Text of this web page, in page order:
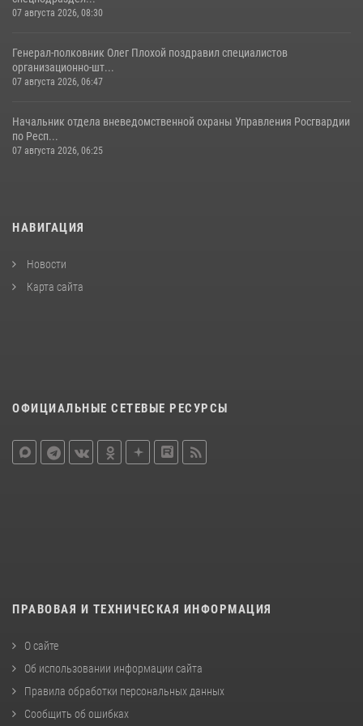
07 августа 2026, 08:30
Генерал-полковник Олег Плохой поздравил специалистов
организационно-шт...
07 августа 2026, 06:47
Начальник отдела вневедомственной охраны Управления Росгвардии
по Респ...
07 августа 2026, 06:25
НАВИГАЦИЯ
Новости
Карта сайта
ОФИЦИАЛЬНЫЕ СЕТЕВЫЕ РЕСУРСЫ
ПРАВОВАЯ И ТЕХНИЧЕСКАЯ ИНФОРМАЦИЯ
О сайте
Об использовании информации сайта
Правила обработки персональных данных
Сообщить об ошибках